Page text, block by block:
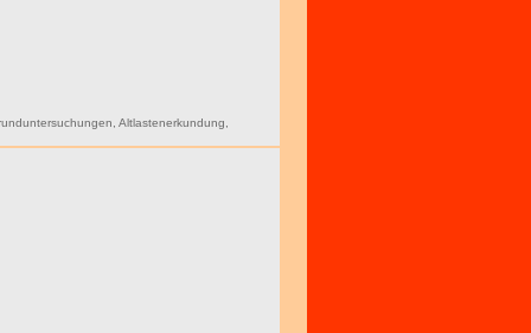
,Altlastenerkundung